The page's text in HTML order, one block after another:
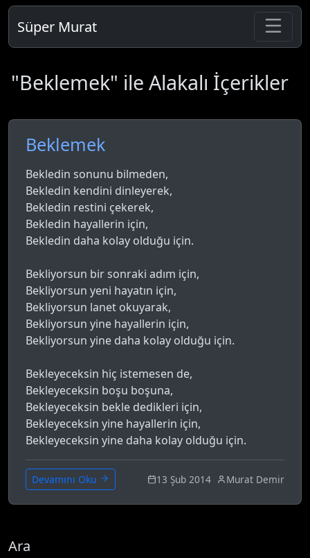
Süper Murat
"Beklemek" ile Alakalı İçerikler
Beklemek
Bekledin sonunu bilmeden,
Bekledin kendini dinleyerek,
Bekledin restini çekerek,
Bekledin hayallerin için,
Bekledin daha kolay olduğu için.
Bekliyorsun bir sonraki adım için,
Bekliyorsun yeni hayatın için,
Bekliyorsun lanet okuyarak,
Bekliyorsun yine hayallerin için,
Bekliyorsun yine daha kolay olduğu için.
Bekleyeceksin hiç istemesen de,
Bekleyeceksin boşu boşuna,
Bekleyeceksin bekle dedikleri için,
Bekleyeceksin yine hayallerin için,
Bekleyeceksin yine daha kolay olduğu için.
Devamını Oku 13 Şub 2014 Murat Demir
Ara